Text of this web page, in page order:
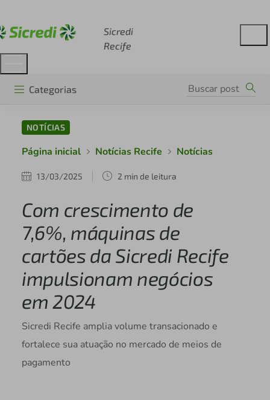
Sicredi
Recife
Categorias
NOTÍCIAS
Página inicial Notícias Recife Notícias
13/03/2025 2 min de leitura
Com crescimento de
7,6%, máquinas de
cartões da Sicredi Recife
impulsionam negócios
em 2024
Sicredi Recife amplia volume transacionado e
fortalece sua atuação no mercado de meios de
pagamento